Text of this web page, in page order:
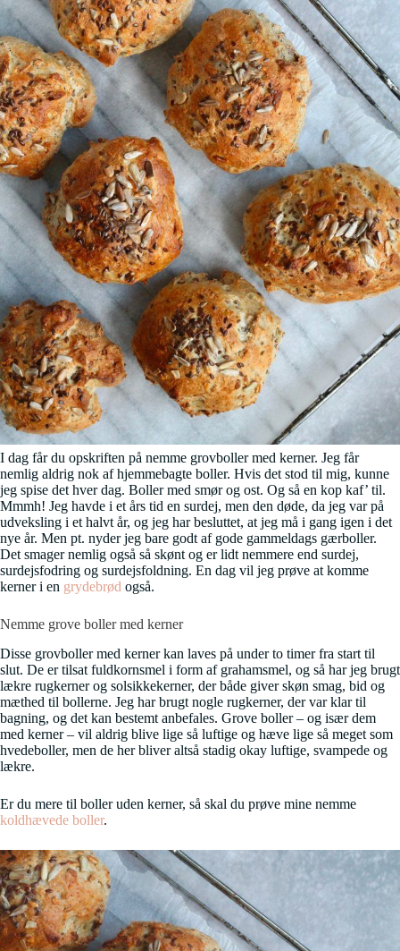
I dag får du opskriften på nemme grovboller med kerner. Jeg får
nemlig aldrig nok af hjemmebagte boller. Hvis det stod til mig, kunne
jeg spise det hver dag. Boller med smør og ost. Og så en kop kaf’ til.
Mmmh! Jeg havde i et års tid en surdej, men den døde, da jeg var på
udveksling i et halvt år, og jeg har besluttet, at jeg må i gang igen i det
nye år. Men pt. nyder jeg bare godt af gode gammeldags gærboller.
Det smager nemlig også så skønt og er lidt nemmere end surdej,
surdejsfodring og surdejsfoldning. En dag vil jeg prøve at komme
kerner i en grydebrød også.
Nemme grove boller med kerner
Disse grovboller med kerner kan laves på under to timer fra start til
slut. De er tilsat fuldkornsmel i form af grahamsmel, og så har jeg brugt
lækre rugkerner og solsikkekerner, der både giver skøn smag, bid og
mæthed til bollerne. Jeg har brugt nogle rugkerner, der var klar til
bagning, og det kan bestemt anbefales. Grove boller – og især dem
med kerner – vil aldrig blive lige så luftige og hæve lige så meget som
hvedeboller, men de her bliver altså stadig okay luftige, svampede og
lækre.
Er du mere til boller uden kerner, så skal du prøve mine nemme
koldhævede boller.